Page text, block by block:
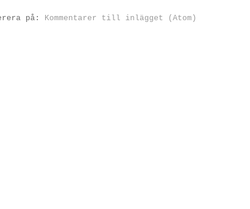
på: Kommentarer till inlägget (Atom)